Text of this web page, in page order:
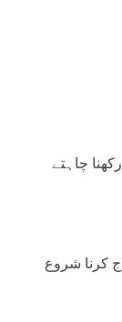
چاہتے
کرنا شروع